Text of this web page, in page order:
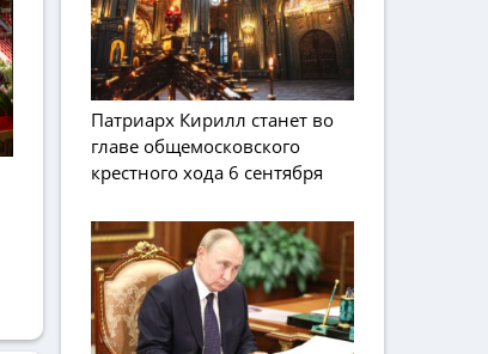
Патриарх Кирилл станет во
главе общемосковского
крестного хода 6 сентября